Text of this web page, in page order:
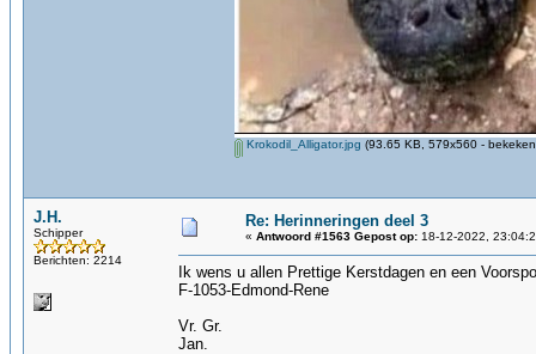
Krokodil_Alligator.jpg (93.65 KB, 579x560 -
J.H.
Schipper
Berichten: 2214
Re: Herinneringen deel 3
« Antwoord #1563 Gepost op: 18-12-2022,
Ik wens u allen Prettige Kerstdagen en een
F-1053-Edmond-Rene
Vr. Gr.
Jan.